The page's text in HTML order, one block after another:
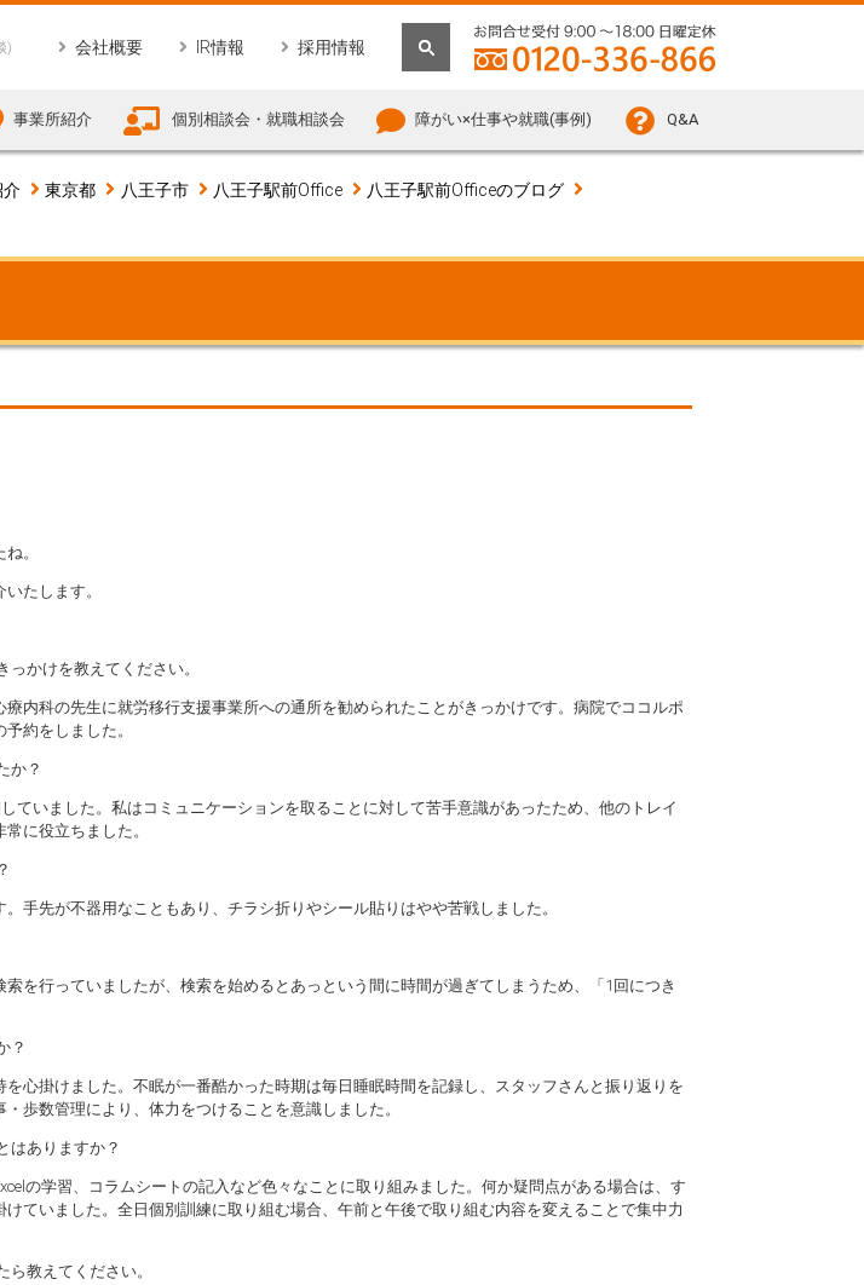
)
会社概要 IR情報 採用情報
事業所紹介 個別相談会・就職相談会 障がい×仕事や就職(事例) Q&A
介 東京都 八王子市 八王子駅前Office
八王子駅前Officeのブログ
。
たします。
かけを教えてください。
内科の先生に就労移行支援事業所への通所を勧められたことがきっかけです。病院でココルポ
約をしました。
か？
ていました。私はコミュニケーションを取ることに対して苦手意識があったため、他のトレイ
に役立ちました。
手先が不器用なこともあり、チラシ折りやシール貼りはやや苦戦しました。
を行っていましたが、検索を始めるとあっという間に時間が過ぎてしまうため、「1回につき
？
心掛けました。不眠が一番酷かった時期は毎日睡眠時間を記録し、スタッフさんと振り返りを
歩数管理により、体力をつけることを意識しました。
はありますか？
の学習、コラムシートの記入など色々なことに取り組みました。何か疑問点がある場合は、す
ていました。全日個別訓練に取り組む場合、午前と午後で取り組む内容を変えることで集中力
教えてください。